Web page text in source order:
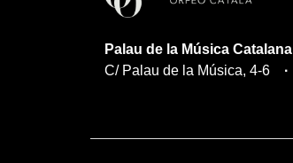
Palau de la Música Catalana
C/ Palau de la Música, 4-6